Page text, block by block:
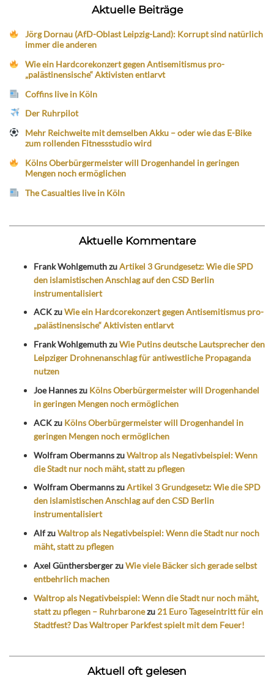
Aktuelle Beiträge
Jörg Dornau (AfD-Oblast Leipzig-Land): Korrupt sind natürlich
immer die anderen
Wie ein Hardcorekonzert gegen Antisemitismus pro-
„palästinensische“ Aktivisten entlarvt
Coffins live in Köln
Der Ruhrpilot
Mehr Reichweite mit demselben Akku – oder wie das E-Bike
zum rollenden Fitnessstudio wird
Kölns Oberbürgermeister will Drogenhandel in geringen
Mengen noch ermöglichen
The Casualties live in Köln
Aktuelle Kommentare
Frank WohlgemuthzuArtikel 3 Grundgesetz: Wie die SPD
den islamistischen Anschlag auf den CSD Berlin
instrumentalisiert
ACKzuWie ein Hardcorekonzert gegen Antisemitismus pro-
„palästinensische“ Aktivisten entlarvt
Frank WohlgemuthzuWie Putins deutsche Lautsprecher den
Leipziger Drohnenanschlag für antiwestliche Propaganda
nutzen
Joe Hanneszu Kölns Oberbürgermeister will Drogenhandel
in geringen Mengen noch ermöglichen
ACKzu Kölns Oberbürgermeister will Drogenhandel in
geringen Mengen noch ermöglichen
Wolfram ObermannszuWaltrop als Negativbeispiel: Wenn
die Stadt nur noch mäht, statt zu pflegen
Wolfram ObermannszuArtikel 3 Grundgesetz: Wie die SPD
den islamistischen Anschlag auf den CSD Berlin
instrumentalisiert
AlfzuWaltrop als Negativbeispiel: Wenn die Stadt nur noch
mäht, statt zu pflegen
Axel GünthersbergerzuWie viele Bäcker sich gerade selbst
entbehrlich machen
Waltrop als Negativbeispiel: Wenn die Stadt nur noch mäht,
statt zu pflegen – Ruhrbaronezu 21 Euro Tageseintritt für ein
Stadtfest? Das Waltroper Parkfest spielt mit dem Feuer!
Aktuell oft gelesen